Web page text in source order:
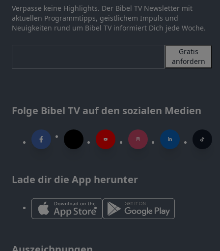
Verpasse keine Highlights. Der Bibel TV Newsletter mit
aktuellen Programmtipps, geistlichem Impuls und
Neuigkeiten rund um Bibel TV informiert Dich jede Woche.
Gratis
anfordern
Folge Bibel TV auf den sozialen Medien
Lade dir die App herunter